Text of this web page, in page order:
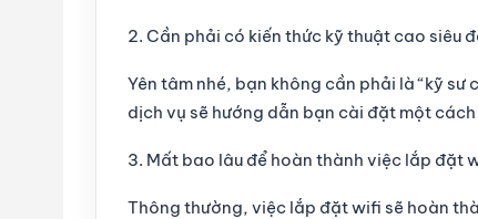
2. Cần phải có kiến thức kỹ thuật cao siêu
Yên tâm nhé, bạn không cần phải là “kỹ
dịch vụ sẽ hướng dẫn bạn cài đặt một
3. Mất bao lâu để hoàn thành việc lắp đặt
Thông thường, việc lắp đặt wifi sẽ hoàn